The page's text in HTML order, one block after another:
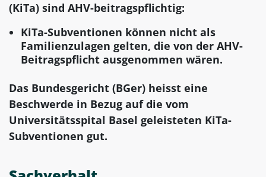
(KiTa) sind AHV-beitragspflichtig:
KiTa-Subventionen können nicht als
Familienzulagen gelten, die von der AHV-
Beitragspflicht ausgenommen wären.
Das Bundesgericht (BGer) heisst eine
Beschwerde in Bezug auf die vom
Universitätsspital Basel geleisteten KiTa-
Subventionen gut.